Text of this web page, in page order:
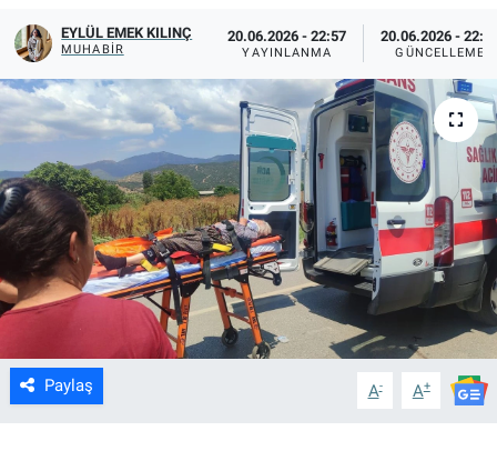
EYLÜL EMEK KILINÇ
MUHABIR
20.06.2026 - 22:57
YAYINLANMA
20.06.2026 -
GÜNCELLEME
Paylaş A- A+